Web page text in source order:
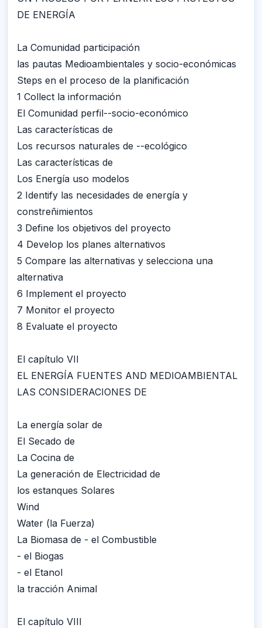
DE ENERGÍA
La Comunidad participación
las pautas Medioambientales y socio-económicas
Steps en el proceso de la planificación
1 Collect la información
El Comunidad perfil--socio-económico
Las características de
Los recursos naturales de --ecológico
Las características de
Los Energía uso modelos
2 Identify las necesidades de energía y
constreñimientos
3 Define los objetivos del proyecto
4 Develop los planes alternativos
5 Compare las alternativas y selecciona una
alternativa
6 Implement el proyecto
7 Monitor el proyecto
8 Evaluate el proyecto
El capítulo VII
EL ENERGÍA FUENTES AND MEDIOAMBIENTAL
LAS CONSIDERACIONES DE
La energía solar de
El Secado de
La Cocina de
La generación de Electricidad de
los estanques Solares
Wind
Water (la Fuerza)
La Biomasa de - el Combustible
- el Biogas
- el Etanol
la tracción Animal
El capítulo VIII